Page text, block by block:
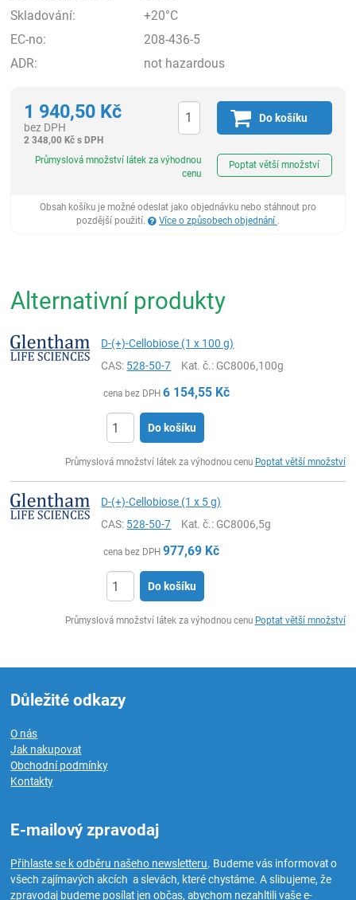
Skladování:
+20°C
EC-no:
208-436-5
ADR:
not hazardous
1 940,50 Kč
bez DPH
2 348,00Kč s DPH
Do košíku
Průmyslová množství látek za výhodnou
cenu
Poptat větší množství
Obsah košíku je možné odeslat jako objednávku nebo stáhnout pro
pozdější použití.
Více o způsobech objednání .
Alternativní produkty
D-(+)-Cellobiose (1 x 100 g)
CAS: 528-50-7 Kat. č.: GC8006,100g
cena bez DPH 6 154,55 Kč
Do košíku
Průmyslová množství látek za výhodnou cenu Poptat větší množství
D-(+)-Cellobiose (1 x 5 g)
CAS: 528-50-7 Kat. č.: GC8006,5g
cena bez DPH 977,69 Kč
Do košíku
Průmyslová množství látek za výhodnou cenu Poptat větší množství
Důležité odkazy
O nás
Jak nakupovat
Obchodní podmínky
Kontakty
E-mailový zpravodaj
Přihlaste se k odběru našeho newsletteru. Budeme vás informovat o
všech zajímavých akcích a slevách, které chystáme. A slibujeme, že
zpravodaj budeme posílat jen občas, abychom nezahltili vaše e-